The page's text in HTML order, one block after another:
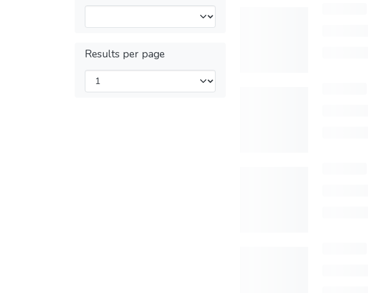
Results per page